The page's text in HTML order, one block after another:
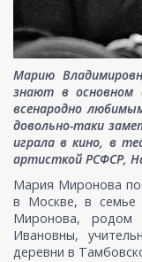
Марию
знают в основном
всенародно
довольно-таки
играла в кино, в
артисткой РСФСР,
Мария Миронова
в Москве, в семье
Миронова, родом
Ивановны,
деревни в